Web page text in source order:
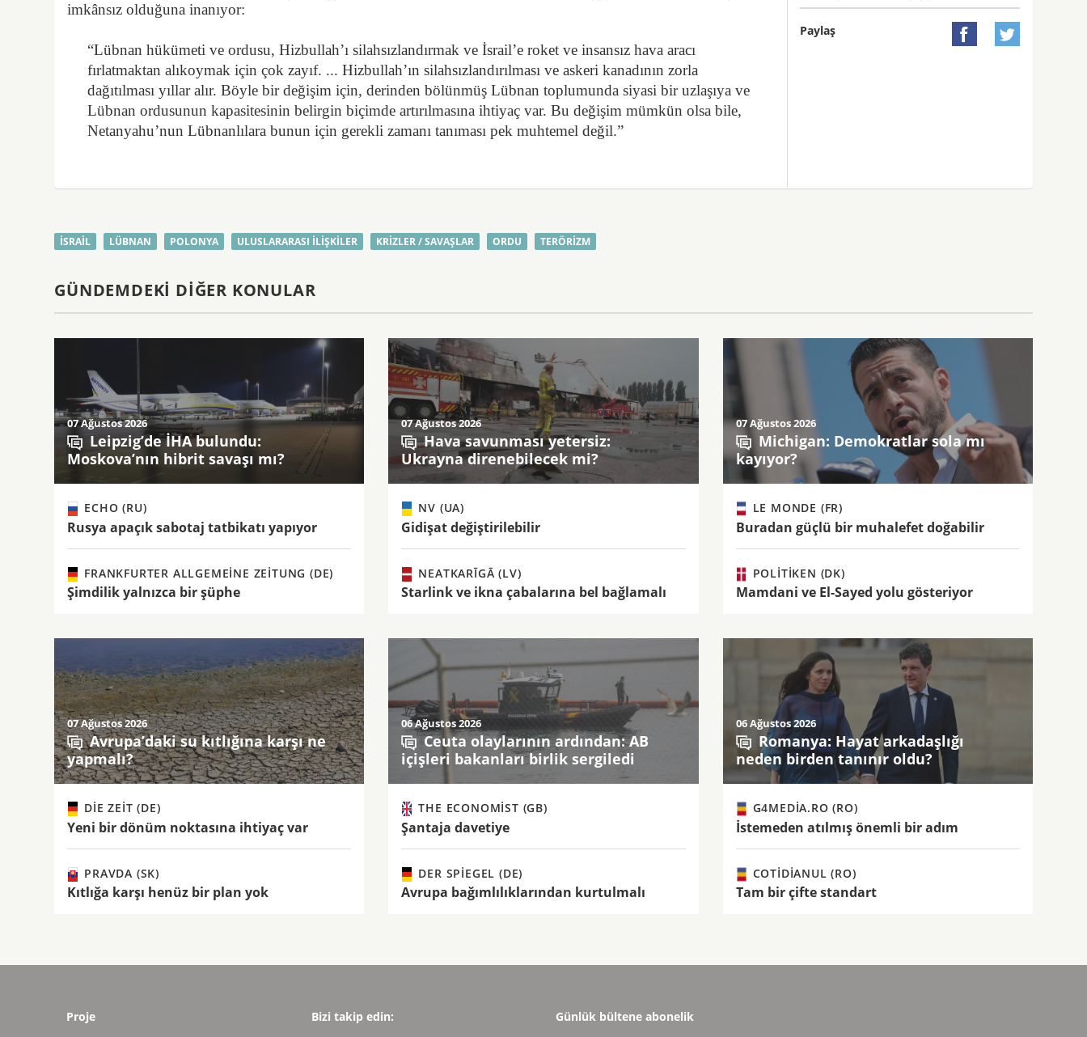
imkânsız olduğuna inanıyor:
“Lübnan hükümeti ve ordusu, Hizbullah’ı silahsızlandırmak ve İsrail’e roket ve insansız hava aracı
fırlatmaktan alıkoymak için çok zayıf. ... Hizbullah’ın silahsızlandırılması ve askeri kanadının zorla
dağıtılması yıllar alır. Böyle bir değişim için, derinden bölünmüş Lübnan toplumunda siyasi bir uzlaşıya ve
Lübnan ordusunun kapasitesinin belirgin biçimde artırılmasına ihtiyaç var. Bu değişim mümkün olsa bile,
Netanyahu’nun Lübnanlılara bunun için gerekli zamanı tanıması pek muhtemel değil.”
Paylaş  
İSRAIL LÜBNAN POLONYA ULUSLARARASI ILIŞKILER KRIZLER / SAVAŞLAR ORDU TERÖRIZM
GÜNDEMDEKI DIĞER KONULAR
07 Ağustos 2026
Leipzig’de İHA bulundu:
Moskova’nın hibrit savaşı mı?
ECHO (RU)
Rusya apaçık sabotaj tatbikatı yapıyor
FRANKFURTER ALLGEMEINE ZEITUNG (DE)
Şimdilik yalnızca bir şüphe
07 Ağustos 2026
Hava savunması yetersiz:
Ukrayna direnebilecek mi?
NV (UA)
Gidişat değiştirilebilir
NEATKARĪGĀ (LV)
Starlink ve ikna çabalarına bel bağlamalı
07 Ağustos 2026
Michigan: Demokratlar sola mı
kayıyor?
LE MONDE (FR)
Buradan güçlü bir muhalefet doğabilir
POLITIKEN (DK)
Mamdani ve El-Sayed yolu gösteriyor
07 Ağustos 2026
Avrupa’daki su kıtlığına karşı ne
yapmalı?
DIE ZEIT (DE)
Yeni bir dönüm noktasına ihtiyaç var
PRAVDA (SK)
Kıtlığa karşı henüz bir plan yok
06 Ağustos 2026
Ceuta olaylarının ardından: AB
içişleri bakanları birlik sergiledi
THE ECONOMIST (GB)
Şantaja davetiye
DER SPIEGEL (DE)
Avrupa bağımlılıklarından kurtulmalı
06 Ağustos 2026
Romanya: Hayat arkadaşlığı
neden birden tanınır oldu?
G4MEDIA.RO (RO)
İstemeden atılmış önemli bir adım
COTIDIANUL (RO)
Tam bir çifte standart
Proje Bizi takip edin: Günlük bültene abonelik